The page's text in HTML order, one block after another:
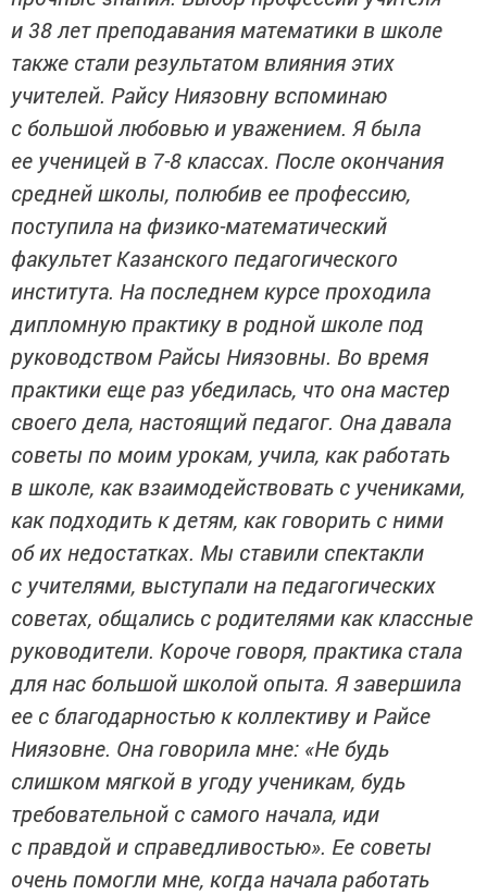
и 38 лет преподавания математики в школе
также стали результатом влияния этих
учителей. Райсу Ниязовну вспоминаю
с большой любовью и уважением. Я была
ее ученицей в 7-8 классах. После окончания
средней школы, полюбив ее профессию,
поступила на физико-математический
факультет Казанского педагогического
института. На последнем курсе проходила
дипломную практику в родной школе под
руководством Райсы Ниязовны. Во время
практики еще раз убедилась, что она мастер
своего дела, настоящий педагог. Она давала
советы по моим урокам, учила, как работать
в школе, как взаимодействовать с учениками,
как подходить к детям, как говорить с ними
об их недостатках. Мы ставили спектакли
с учителями, выступали на педагогических
советах, общались с родителями как классные
руководители. Короче говоря, практика стала
для нас большой школой опыта. Я завершила
ее с благодарностью к коллективу и Райсе
Ниязовне. Она говорила мне: «Не будь
слишком мягкой в угоду ученикам, будь
требовательной с самого начала, иди
с правдой и справедливостью». Ее советы
очень помогли мне, когда начала работать